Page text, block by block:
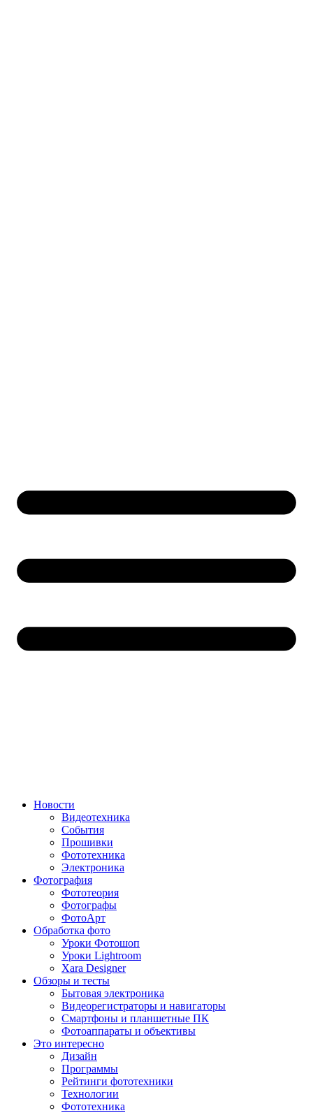
Новости
Видеотехника
События
Прошивки
Фототехника
Электроника
Фотография
Фототеория
Фотографы
ФотоАрт
Обработка фото
Уроки Фотошоп
Уроки Lightroom
Xara Designer
Обзоры и тесты
Бытовая электроника
Видеорегистраторы и навигаторы
Смартфоны и планшетные ПК
Фотоаппараты и объективы
Это интересно
Дизайн
Программы
Рейтинги фототехники
Технологии
Фототехника